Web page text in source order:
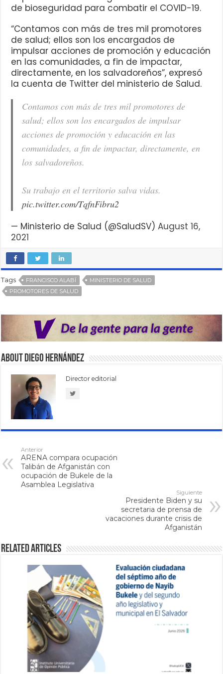
de bioseguridad para combatir el COVID-19.
“Contamos con más de tres mil promotores
de salud; ellos son los encargados de
impulsar acciones de promoción y educación
en las comunidades, a fin de impactar,
directamente, en los salvadoreños”, expresó
la cuenta de Twitter del ministerio de Salud.
Contamos con más de tres mil promotores de
salud; ellos son los encargados de impulsar
acciones de promoción y educación en las
comunidades, a fin de impactar, directamente, en
los salvadoreños.
Su trabajo en el territorio salva vidas.
pic.twitter.com/TqfnFibru2
— Ministerio de Salud (@SaludSV)August 16,
2021
Tags FRANCISCO ALABÍ
MINISTERIO DE SALUD
PROMOTORES DE SALUD
About Diego Hernández
Director editorial
Anterior
ARENA compara ocupación
Talibán de Afganistán con
ocupación de Bukele de la
Asamblea Legislativa
Siguiente
Presidente Biden y su
secretaria de prensa de
vacaciones durante crisis de
Afganistán
Related Articles